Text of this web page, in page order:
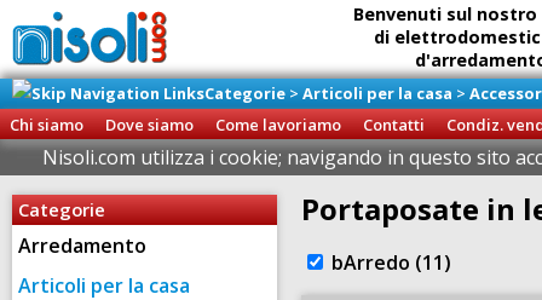
Benvenuti sul
di
Ritiro diretto della
presso
Categorie > Articoli per la casa >
Chi siamo
Dove siamo Come lavoriamo Contatti Condiz.
Nisoli.com utilizza i cookie; navigando in questo sito
Categorie
Arredamento
Articoli per la casa
Portaposate in
bArredo (11)